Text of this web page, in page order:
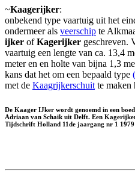
~Kaagerijker:
onbekend type vaartuig uit het
ondermeer als veerschip te
ijker ofKagerijker geschreven.
vaartuig een lengte van ca. 13,4
meter en en holte van bijna 1,3
kans dat het om een bepaald type
met de Kaagrijkerschuit te maken
De Kaager IJker wordt genoemd in een
Adriaan van Schaik uit Delft. Een
Tijdschrift Holland 11de jaargang nr 1